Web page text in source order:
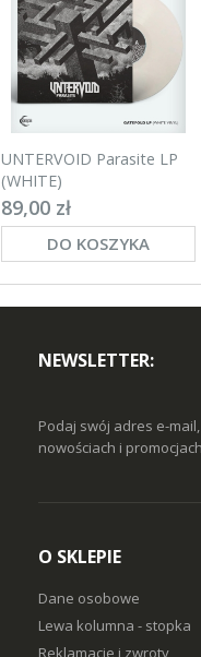
UNTERVOID Parasite LP
(WHITE)
89,00 zł
DO KOSZYKA
NEWSLETTER:
Podaj swój adres e-
nowościach i
O SKLEPIE
Dane osobowe
Lewa kolumna - stopka